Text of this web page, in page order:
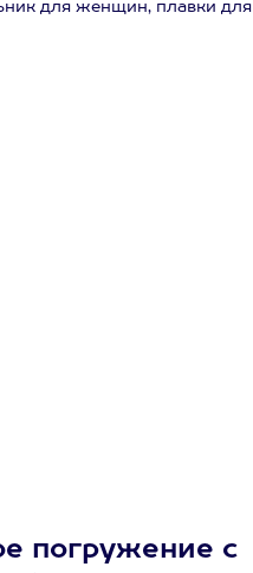
для женщин, плавки для
погружение с